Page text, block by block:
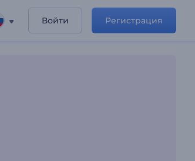
Войти Регистрация